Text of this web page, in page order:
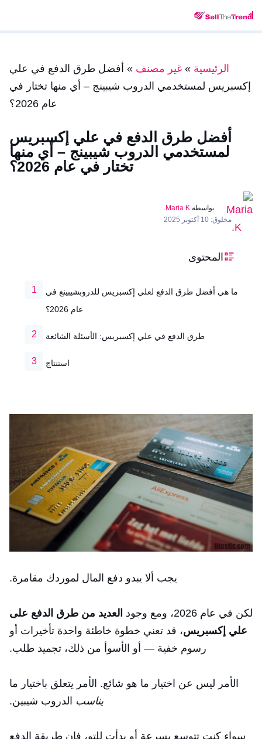
الرئيسية » غير مصنف » أفضل طرق الدفع في علي
إكسبريس لمستخدمي الدروب شيبينج – أي منها تختار في
عام 2026؟
أفضل طرق الدفع في علي إكسبريس
لمستخدمي الدروب شيبينج – أي منها
تختار في عام 2026؟
بواسطة Maria K.
مخلوق: 10 أكتوبر 2025
المحتوى
ما هي أفضل طرق الدفع لعلي إكسبريس للدروبشيبينغ في
عام 2026؟
طرق الدفع في علي إكسبريس: الأسئلة الشائعة
استنتاج
يجب ألا يبدو دفع المال لموردك مقامرة.
لكن في عام 2026، ومع وجود
العديد من طرق الدفع على
علي إكسبريس، قد تعني خطوة خاطئة واحدة تأخيرات أو
رسوم خفية — أو الأسوأ من ذلك، تجميد طلب.
الأمر ليس عن اختيار ما هو شائع. الأمر يتعلق باختيار ما
يناسب الدروب شيبين.
سواء كنت تتوسع بسرعة أو بدأت للتو، فإن طريقة الدفع